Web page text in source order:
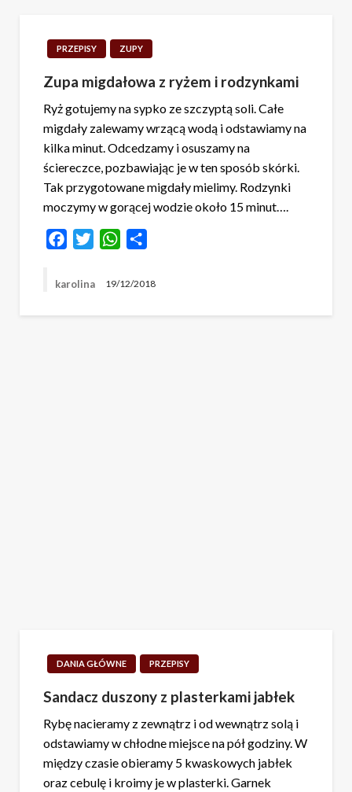
PRZEPISY ZUPY
Zupa migdałowa z ryżem i rodzynkami
Ryż gotujemy na sypko ze szczyptą soli. Całe
migdały zalewamy wrzącą wodą i odstawiamy na
kilka minut. Odcedzamy i osuszamy na
ściereczce, pozbawiając je w ten sposób skórki.
Tak przygotowane migdały mielimy. Rodzynki
moczymy w gorącej wodzie około 15 minut….
FacebookTwitterWhatsApp
karolina 19/12/2018
DANIA GŁÓWNE PRZEPISY
Sandacz duszony z plasterkami jabłek
Rybę nacieramy z zewnątrz i od wewnątrz solą i
odstawiamy w chłodne miejsce na pół godziny. W
między czasie obieramy 5 kwaskowych jabłek
oraz cebulę i kroimy je w plasterki. Garnek